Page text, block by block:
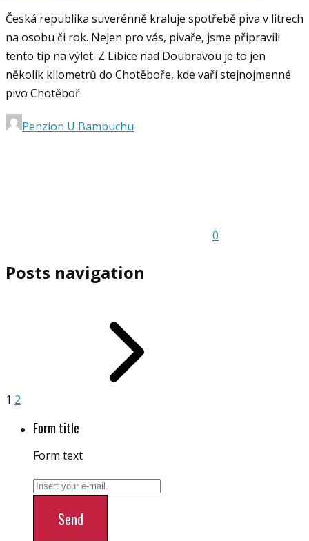
Česká republika suverénně kraluje spotřebě piva v litrech
na osobu či rok. Nejen pro vás, pivaře, jsme připravili
tento tip na výlet. Z Libice nad Doubravou je to jen
několik kilometrů do Chotěboře, kde vaří stejnojmenné
pivo Chotěboř.
Penzion U Bambuchu
0
Posts navigation
1 2
Form title
Form text
Send